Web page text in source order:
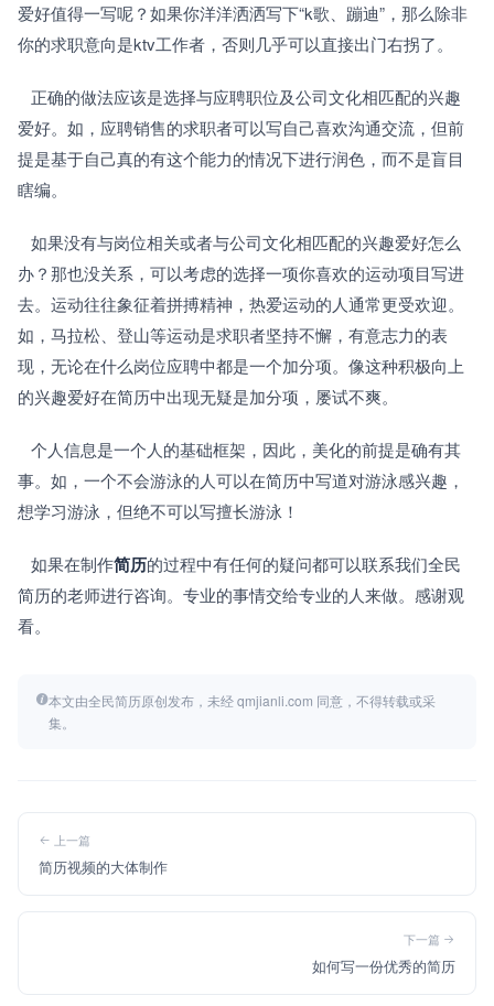
爱好值得一写呢？如果你洋洋洒洒写下“k歌、蹦迪”，那么除非
你的求职意向是ktv工作者，否则几乎可以直接出门右拐了。
爱好。如，应聘销售的求职者可以写自己喜欢沟通交流，但前
提是基于自己真的有这个能力的情况下进行润色，而不是盲目
瞎编。
办？那也没关系，可以考虑的选择一项你喜欢的运动项目写进
去。运动往往象征着拼搏精神，热爱运动的人通常更受欢迎。
如，马拉松、登山等运动是求职者坚持不懈，有意志力的表
现，无论在什么岗位应聘中都是一个加分项。像这种积极向上
的兴趣爱好在简历中出现无疑是加分项，屡试不爽。
事。如，一个不会游泳的人可以在简历中写道对游泳感兴趣，
想学习游泳，但绝不可以写擅长游泳！
   如果在制作
简历的过程中有任何的疑问都可以联系我们全民
简历的老师进行咨询。专业的事情交给专业的人来做。感谢观
看。
本文由全民简历原创发布，未经 qmjianli.com 同意，不得转载或采
集。
上一篇
简历视频的大体制作
下一篇
如何写一份优秀的简历